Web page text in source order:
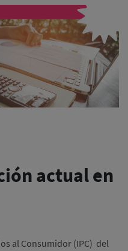
actual en
al Consumidor (IPC) del